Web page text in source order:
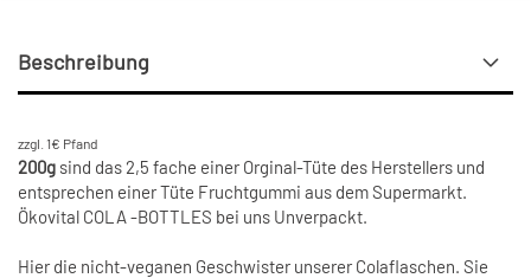
Beschreibung
zzgl. 1€ Pfand
200g sind das 2,5 fache einer Orginal-Tüte des Herstellers und
entsprechen einer Tüte Fruchtgummi aus dem Supermarkt.
Ökovital COLA -BOTTLES bei uns Unverpackt.
Hier die nicht-veganen Geschwister unserer Colaflaschen. Sie